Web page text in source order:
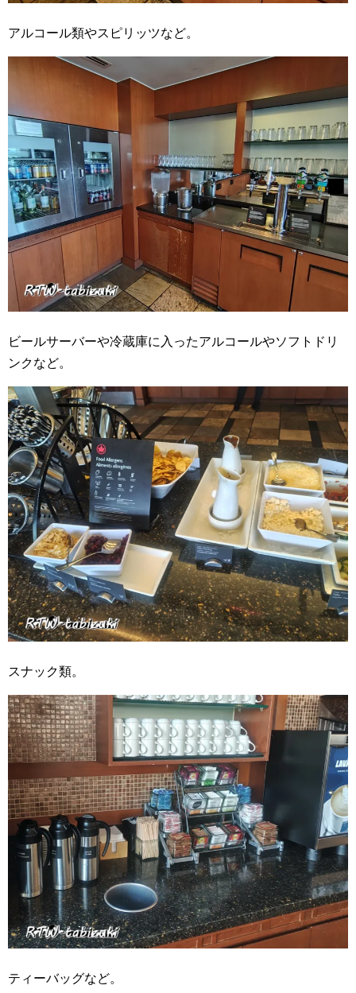
アルコール類やスピリッツなど。
ビールサーバーや冷蔵庫に入ったアルコールやソフトドリ
ンクなど。
スナック類。
ティーバッグなど。